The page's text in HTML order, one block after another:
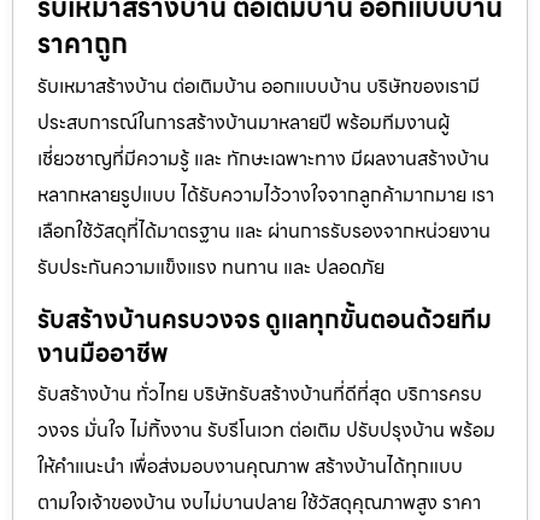
ราคาถูก
รับเหมาสร้างบ้าน ต่อเติมบ้าน ออกแบบบ้าน บริษัทของเรามี
ประสบการณ์ในการสร้างบ้านมาหลายปี พร้อมทีมงานผู้
เชี่ยวชาญที่มีความรู้ และ ทักษะเฉพาะทาง มีผลงานสร้างบ้าน
หลากหลายรูปแบบ ได้รับความไว้วางใจจากลูกค้ามากมาย เรา
เลือกใช้วัสดุที่ได้มาตรฐาน และ ผ่านการรับรองจากหน่วยงาน
รับประกันความแข็งแรง ทนทาน และ ปลอดภัย
รับสร้างบ้านครบวงจร ดูแลทุกขั้นตอนด้วยทีม
งานมืออาชีพ
รับสร้างบ้าน ทั่วไทย บริษัทรับสร้างบ้านที่ดีที่สุด บริการครบ
วงจร มั่นใจ ไม่ทิ้งงาน รับรีโนเวท ต่อเติม ปรับปรุงบ้าน พร้อม
ให้คำแนะนำ เพื่อส่งมอบงานคุณภาพ สร้างบ้านได้ทุกแบบ
ตามใจเจ้าของบ้าน งบไม่บานปลาย ใช้วัสดุคุณภาพสูง ราคา